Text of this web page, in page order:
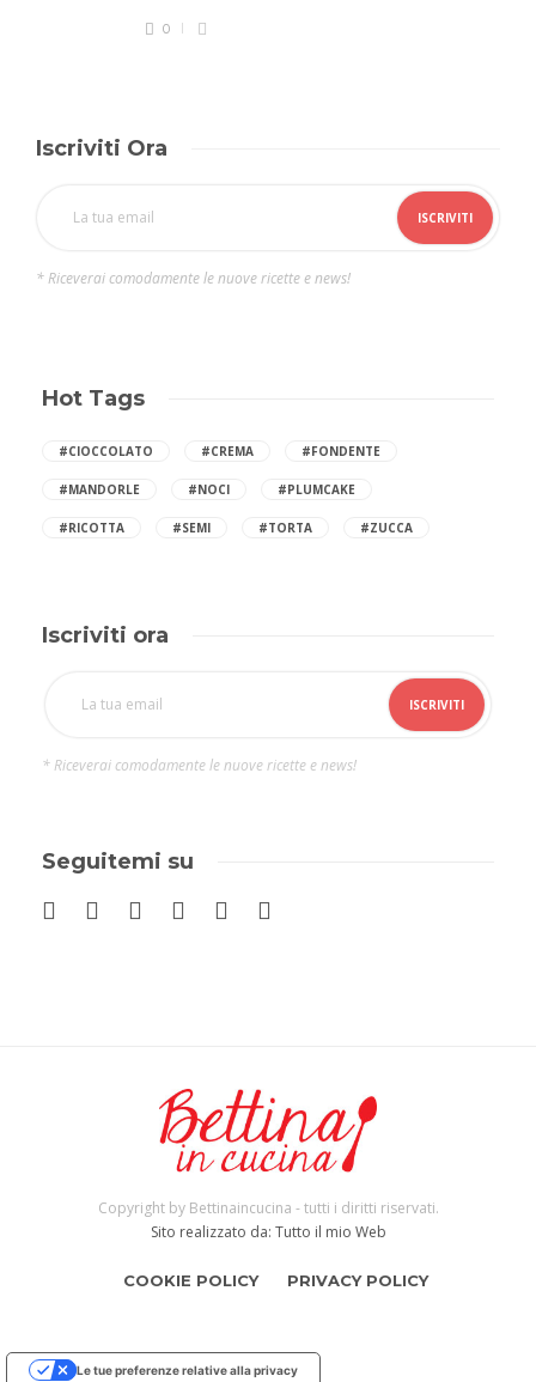
0
Iscriviti Ora
* Riceverai comodamente le nuove ricette e news!
Hot Tags
#CIOCCOLATO #CREMA #FONDENTE
#MANDORLE #NOCI #PLUMCAKE
#RICOTTA #SEMI #TORTA #ZUCCA
Iscriviti ora
* Riceverai comodamente le nuove ricette e news!
Seguitemi su
Copyright by Bettinaincucina - tutti i diritti riservati.
Sito realizzato da: Tutto il mio Web
COOKIE POLICY PRIVACY POLICY
Le tue preferenze relative alla privacy